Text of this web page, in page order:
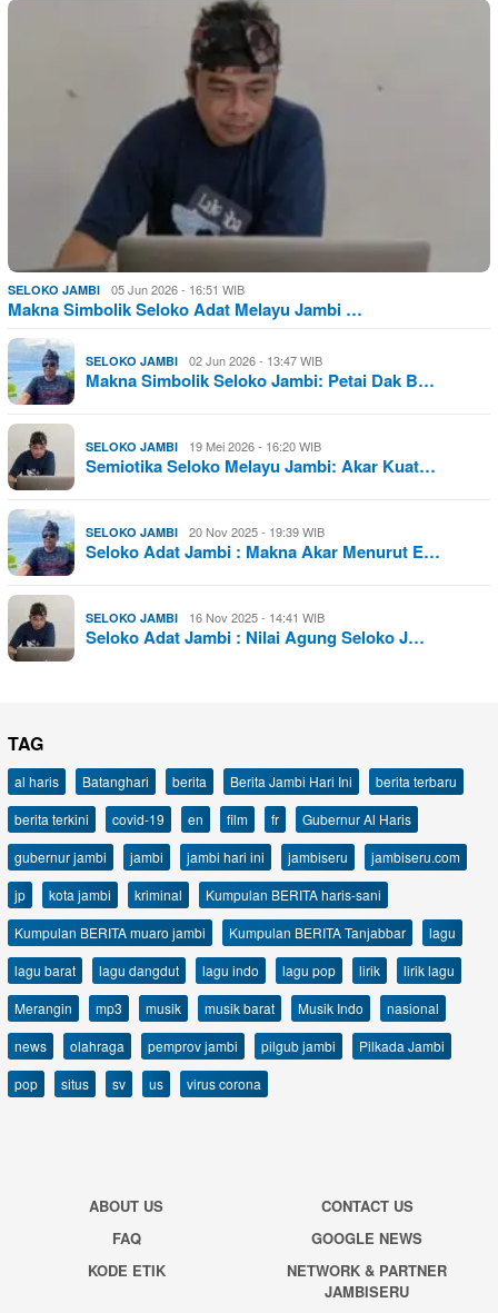
SELOKO JAMBI 05 Jun 2026 - 16:51 WIB
Makna Simbolik Seloko Adat Melayu Jambi …
SELOKO JAMBI 02 Jun 2026 - 13:47 WIB
Makna Simbolik Seloko Jambi: Petai Dak B…
SELOKO JAMBI 19 Mei 2026 - 16:20 WIB
Semiotika Seloko Melayu Jambi: Akar Kuat…
SELOKO JAMBI 20 Nov 2025 - 19:39 WIB
Seloko Adat Jambi : Makna Akar Menurut E…
SELOKO JAMBI 16 Nov 2025 - 14:41 WIB
Seloko Adat Jambi : Nilai Agung Seloko J…
TAG
al haris Batanghari berita Berita Jambi Hari Ini
berita terbaru
berita terkini
covid-19 en film fr
Gubernur Al Haris
gubernur jambi
jambi jambi hari ini jambiseru
jambiseru.com
jp
kota jambi kriminal
Kumpulan BERITA haris-sani
Kumpulan BERITA muaro jambi
Kumpulan BERITA Tanjabbar
lagu
lagu barat
lagu dangdut lagu indo lagu pop lirik
lirik lagu
Merangin
mp3 musik musik barat Musik Indo
nasional
news
olahraga pemprov jambi pilgub jambi
Pilkada Jambi
pop
situs sv us virus corona
ABOUT US
CONTACT US
FAQ
GOOGLE NEWS
KODE ETIK
NETWORK & PARTNER
JAMBISERU